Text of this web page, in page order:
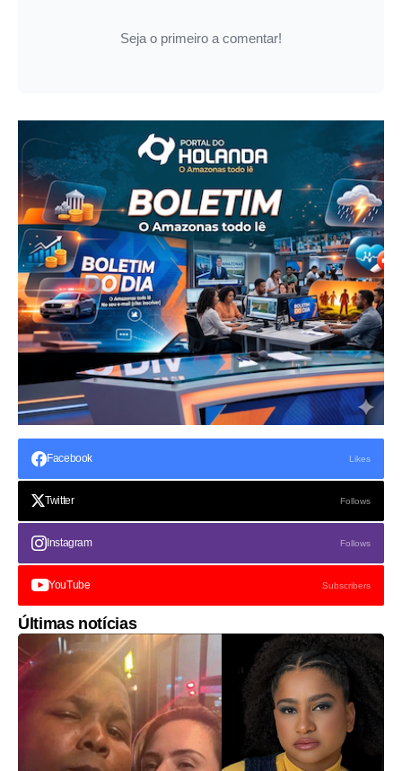
Seja o primeiro a comentar!
Facebook Likes
Twitter Follows
Instagram Follows
YouTube Subscribers
Últimas notícias